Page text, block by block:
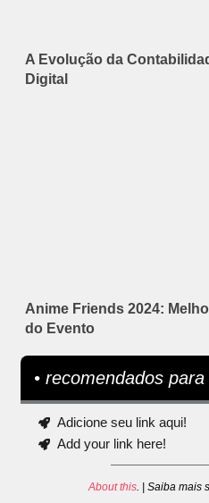
A Evolução da
Digital
Anime Friends 2024:
do Evento
• recomendados
Adicione seu link aqui!
Add your link here!
About this. | Saiba mais